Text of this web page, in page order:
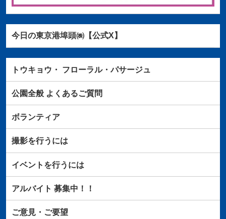
今日の東京港埠頭㈱【公式X】
トウキョウ・ フローラル・パサージュ
公園全般よくあるご質問
ボランティア
撮影を行うには
イベントを行うには
アルバイト 募集中！！
ご意見・ご要望